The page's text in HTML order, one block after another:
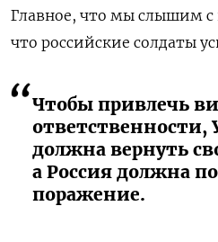
Главное, что мы слышим
что российские солдаты
Чтобы привлечь
ответственности,
должна вернуть
а Россия должна
поражение.